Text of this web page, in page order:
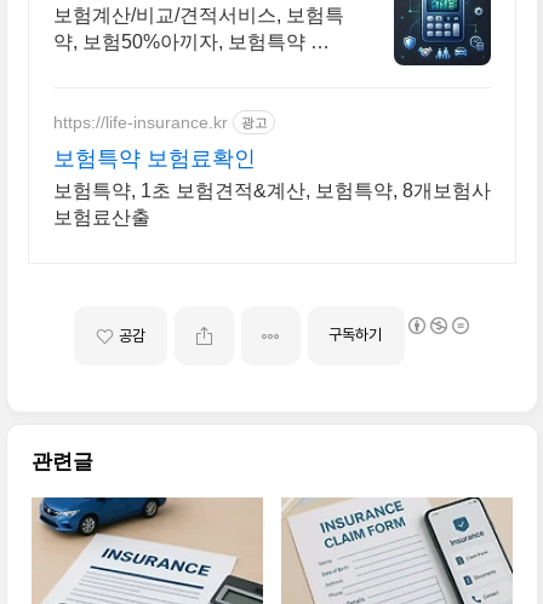
보험계산/비교/견적서비스, 보험특
약, 보험50%아끼자, 보험특약 알
https://life-insurance.kr 광고
보험특약 보험료확인
보험특약, 1초 보험견적&계산, 보험특약, 8개보험사
보험료산출
공감 구독하기
관련글